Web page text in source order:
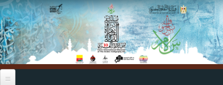
Skip to main content